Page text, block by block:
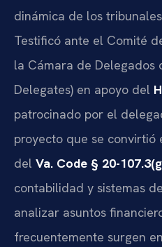
dinámica de los
Testificó ante el Comité
la Cámara de Delegados
Delegates) en apoyo del
patrocinado por el
proyecto que se convirtió
del Va. Code § 20-
contabilidad y sistemas
analizar asuntos
frecuentemente surgen